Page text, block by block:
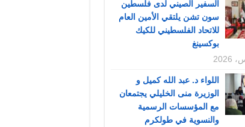
السفير الصيني لدى فلسطين
سون تشن يلتقي الأمين العام
للاتحاد الفلسطيني للكيك
بوكسينغ
اللواء د. عبد الله كميل و
الوزيرة منى الخليلي يجتمعان
مع المؤسسات الرسمية
والنسوية في طولكرم